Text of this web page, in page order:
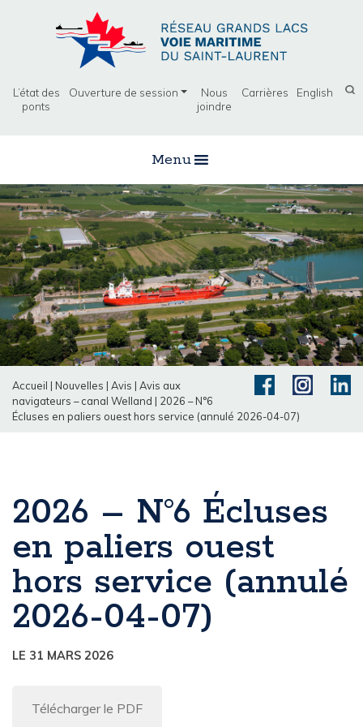
L’état des
ponts
Ouverture de session
Nous
joindre
Carrières English
Menu
Accueil | Nouvelles | Avis | Avis aux
navigateurs – canal Welland | 2026 – N°6
Écluses en paliers ouest hors service (annulé 2026-04-07)
2026 – N°6 Écluses
en paliers ouest
hors service (annulé
2026-04-07)
LE 31 MARS 2026
Télécharger le PDF